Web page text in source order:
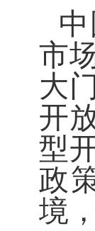
市
大
开
型
政
境